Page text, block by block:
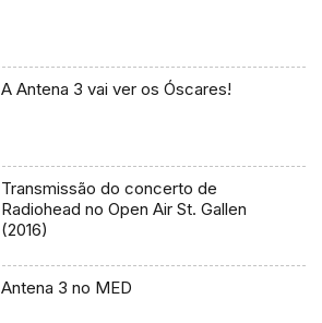
A Antena 3 vai ver os Óscares!
Transmissão do concerto de
Radiohead no Open Air St. Gallen
(2016)
Antena 3 no MED